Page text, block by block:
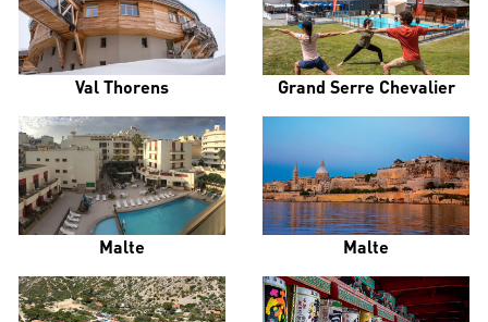
Val Thorens Grand Serre Chevalier
Malte Malte